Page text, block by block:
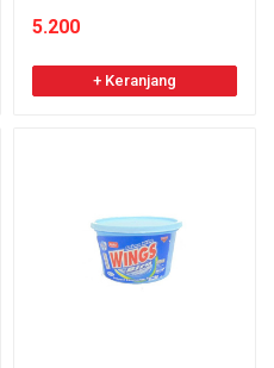
5.200
+ Keranjang